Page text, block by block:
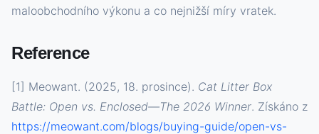
maloobchodního výkonu a co nejnižší míry vratek.
Reference
[1] Meowant. (2025, 18. prosince). Cat Litter Box
Battle: Open vs. Enclosed—The 2026 Winner. Získáno z
https://meowant.com/blogs/buying-guide/open-vs-